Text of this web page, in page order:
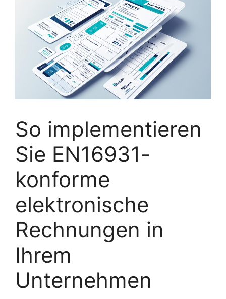
So implementieren
Sie EN16931-
konforme
elektronische
Rechnungen in
Ihrem
Unternehmen